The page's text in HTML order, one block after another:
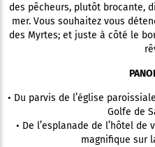
des pêcheurs, plutôt brocante,
mer. Vous souhaitez vous
des Myrtes; et juste à côté le
• Du parvis de l’église
Golfe de
• De l’esplanade de l’hôtel
magnifique sur